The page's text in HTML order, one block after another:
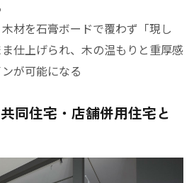
材を石膏ボードで覆わず「現し
ま仕上げられ、木の温もりと重厚感
が可能になる
同住宅・店舗併用住宅と